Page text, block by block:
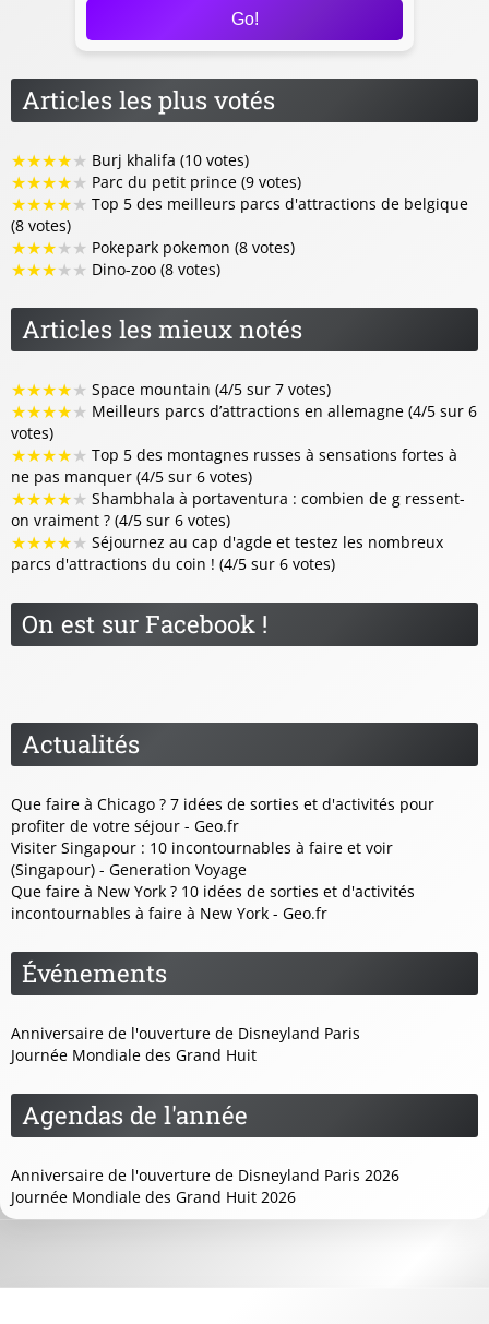
Go!
Articles les plus votés
★★★★★ Burj khalifa (10 votes)
★★★★★ Parc du petit prince (9 votes)
★★★★★ Top 5 des meilleurs parcs d'attractions de belgique
(8 votes)
★★★★★ Pokepark pokemon (8 votes)
★★★★★ Dino-zoo (8 votes)
Articles les mieux notés
★★★★★ Space mountain (4/5 sur 7 votes)
★★★★★ Meilleurs parcs d’attractions en allemagne (4/5 sur 6
votes)
★★★★★ Top 5 des montagnes russes à sensations fortes à
ne pas manquer (4/5 sur 6 votes)
★★★★★ Shambhala à portaventura : combien de g ressent-
on vraiment ? (4/5 sur 6 votes)
★★★★★ Séjournez au cap d'agde et testez les nombreux
parcs d'attractions du coin ! (4/5 sur 6 votes)
On est sur Facebook !
Actualités
Que faire à Chicago ? 7 idées de sorties et d'activités pour
profiter de votre séjour - Geo.fr
Visiter Singapour : 10 incontournables à faire et voir
(Singapour) - Generation Voyage
Que faire à New York ? 10 idées de sorties et d'activités
incontournables à faire à New York - Geo.fr
Événements
Anniversaire de l'ouverture de Disneyland Paris
Journée Mondiale des Grand Huit
Agendas de l'année
Anniversaire de l'ouverture de Disneyland Paris 2026
Journée Mondiale des Grand Huit 2026